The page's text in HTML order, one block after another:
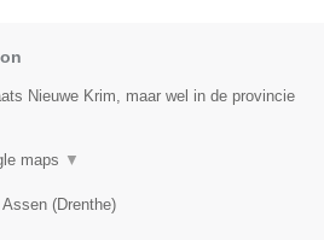
Nieuwe Krim, maar wel in de provincie
maps ▼
Assen (Drenthe)